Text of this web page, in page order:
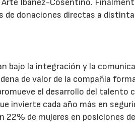
Ibáñez-Cosentino.
de donaciones directas a
bajo la integración y la
de valor de la compañía
el desarrollo del talento
invierte cada año más en
22% de mujeres en posiciones